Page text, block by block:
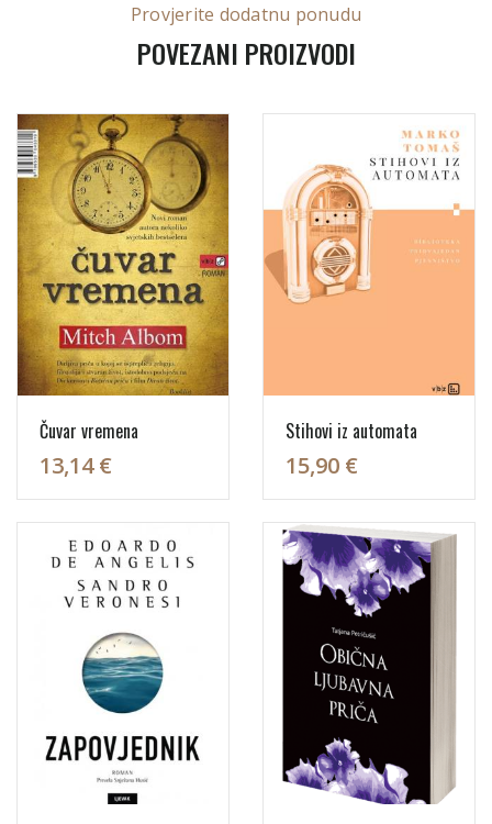
Provjerite dodatnu ponudu
POVEZANI PROIZVODI
Čuvar vremena
13,14 €
Stihovi iz automata
15,90 €